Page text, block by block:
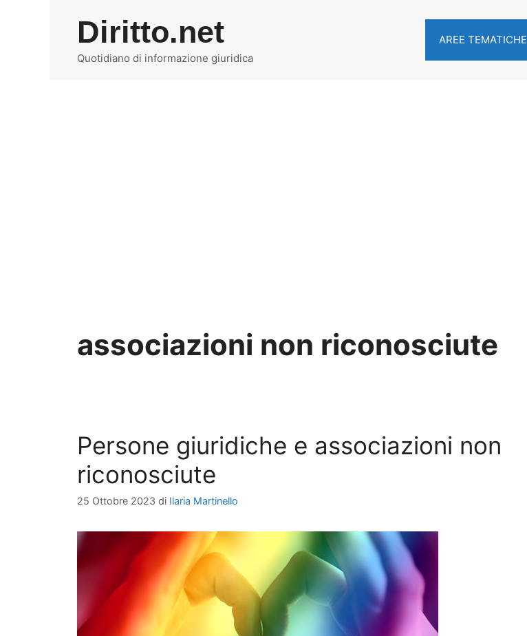
Diritto.net
Quotidiano di informazione giuridica
AREE TEMATICHE
associazioni non riconosciute
Persone giuridiche e associazioni non
riconosciute
25 Ottobre 2023 di Ilaria Martinello